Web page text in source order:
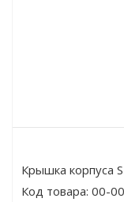
Крышка корпуса
Код товара: 00-